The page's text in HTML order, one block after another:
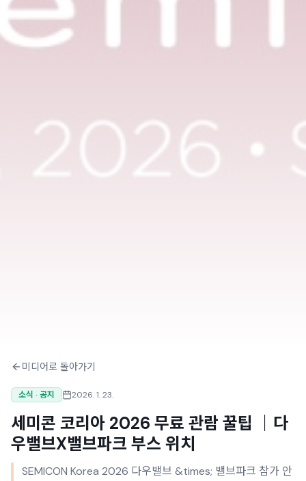
미디어로 돌아가기
소식 · 공지 2026. 1. 23.
세미콘 코리아 2026 무료 관람 꿀팁 ｜다
우밸브X밸브파크 부스 위치
SEMICON Korea 2026 다우밸브 &times; 밸브파크 참가 안